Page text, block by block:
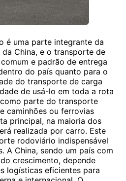
é uma parte integrante da
China, e o transporte de
e padrão de entrega
do país quanto para o
do transporte de carga
de usá-lo em toda a rota
parte do transporte
caminhões ou ferrovias
principal, na maioria dos
realizada por carro. Este
rodoviário indispensável
A China, sendo um país com
crescimento, depende
logísticas eficientes para